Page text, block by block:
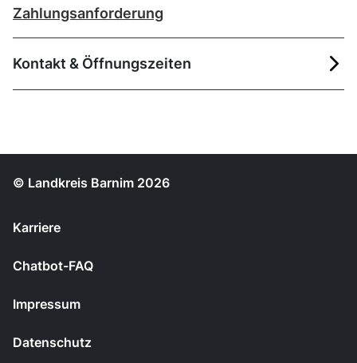
Zahlungsanforderung
Kontakt & Öffnungszeiten
© Landkreis Barnim 2026
Karriere
Chatbot-FAQ
Impressum
Datenschutz